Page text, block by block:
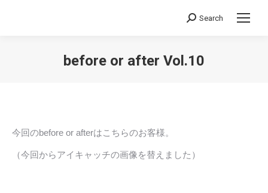
Search:
Search
before or after Vol.10
今回のbefore or afterはこちらのお客様。
（今回からアイキャッチの画像を替えました）